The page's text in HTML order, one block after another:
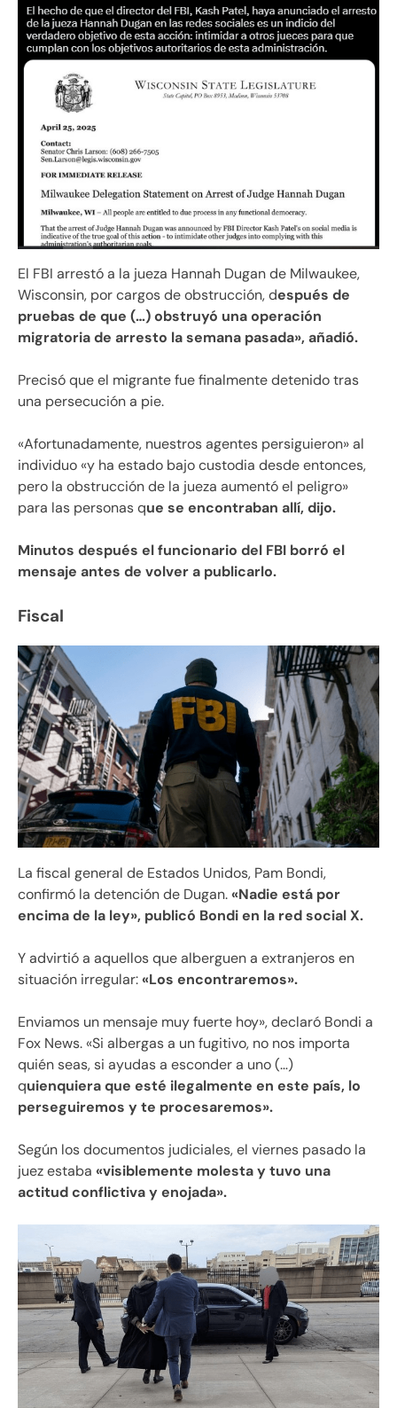
El FBI arrestó a la jueza Hannah Dugan de Milwaukee,
Wisconsin, por cargos de obstrucción, después de
pruebas de que (…) obstruyó una operación
migratoria de arresto la semana pasada», añadió.
Precisó que el migrante fue finalmente detenido tras
una persecución a pie.
«Afortunadamente, nuestros agentes persiguieron» al
individuo «y ha estado bajo custodia desde entonces,
pero la obstrucción de la jueza aumentó el peligro»
para las personas que se encontraban allí, dijo.
Minutos después el funcionario del FBI borró el
mensaje antes de volver a publicarlo.
Fiscal
La fiscal general de Estados Unidos, Pam Bondi,
confirmó la detención de Dugan.«Nadie está por
encima de la ley», publicó Bondi en la red social X.
Y advirtió a aquellos que alberguen a extranjeros en
situación irregular:«Los encontraremos».
Enviamos un mensaje muy fuerte hoy», declaró Bondi a
Fox News. «Si albergas a un fugitivo, no nos importa
quién seas, si ayudas a esconder a uno (…)
quienquiera que esté ilegalmente en este país, lo
perseguiremos y te procesaremos».
Según los documentos judiciales, el viernes pasado la
juez estaba «visiblemente molesta y tuvo una
actitud conflictiva y enojada».